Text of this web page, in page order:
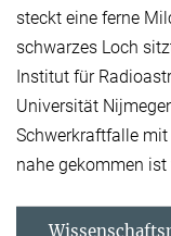
steckt eine ferne
schwarzes Loch
Institut für
Universität
Schwerkraftfalle
nahe gekommen